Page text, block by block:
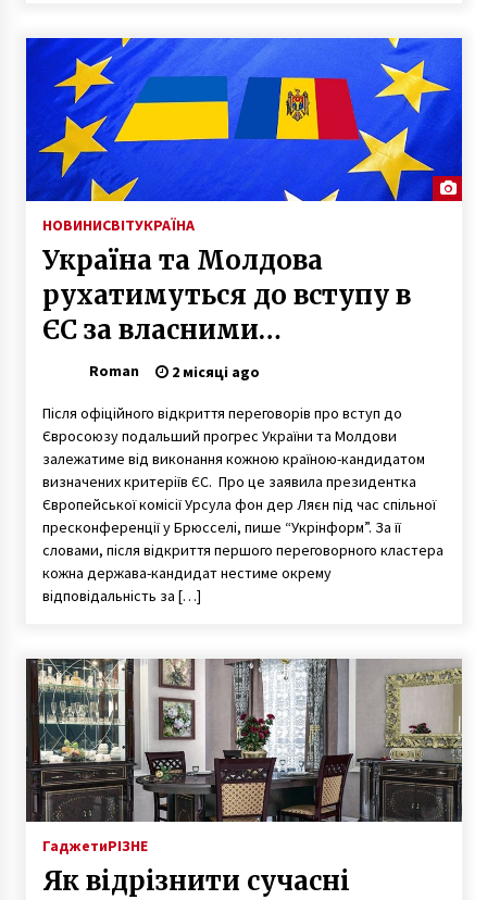
НОВИНИСВІТУКРАЇНА
Україна та Молдова
рухатимуться до вступу в
ЄС за власними
результатами реформ
Roman 2 місяці ago
Після офіційного відкриття переговорів про вступ до
Євросоюзу подальший прогрес України та Молдови
залежатиме від виконання кожною країною-кандидатом
визначених критеріїв ЄС. Про це заявила президентка
Європейської комісії Урсула фон дер Ляєн під час спільної
пресконференції у Брюсселі, пише “Укрінформ”. За її
словами, після відкриття першого переговорного кластера
кожна держава-кандидат нестиме окрему
відповідальність за […]
ГаджетиРІЗНЕ
Як відрізнити сучасні